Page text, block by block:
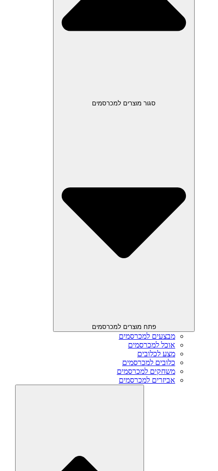
סגור מוצרים למכרסמים
פתח מוצרים למכרסמים
מבצעים למכרסמים
אוכל למכרסמים
מצע לכלובים
כלובים למכרסמים
משחקים למכרסמים
אביזרים למכרסמים